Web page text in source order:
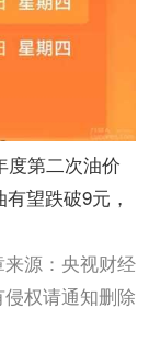
度第二次油价
望跌破9元，
来源：央视财经
权请通知删除